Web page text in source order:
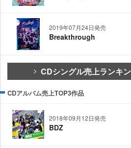
2019年07月24日発売
Breakthrough
CDシングル売上ランキ
CDアルバム売上TOP3作品
2018年09月12日発売
BDZ